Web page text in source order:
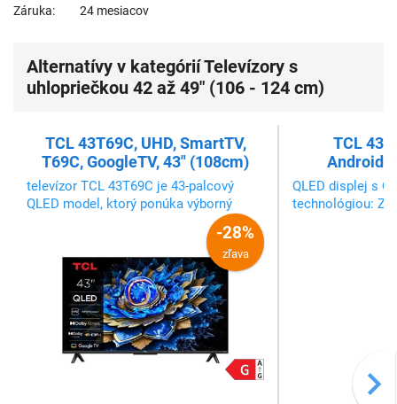
Záruka
24 mesiacov
Alternatívy v kategórií Televízory s
uhlopriečkou 42 až 49" (106 - 124 cm)
TCL 43T69C, UHD, SmartTV,
T69C, GoogleTV, 43" (108cm)
televízor TCL 43T69C je 43-palcový
QLED model, ktorý ponúka výborný
pomer ceny a výkonu pre bežné aj
náročnejšie multimediálne využitie-28%
zľava
TCL
QLED displej s
technológiou: